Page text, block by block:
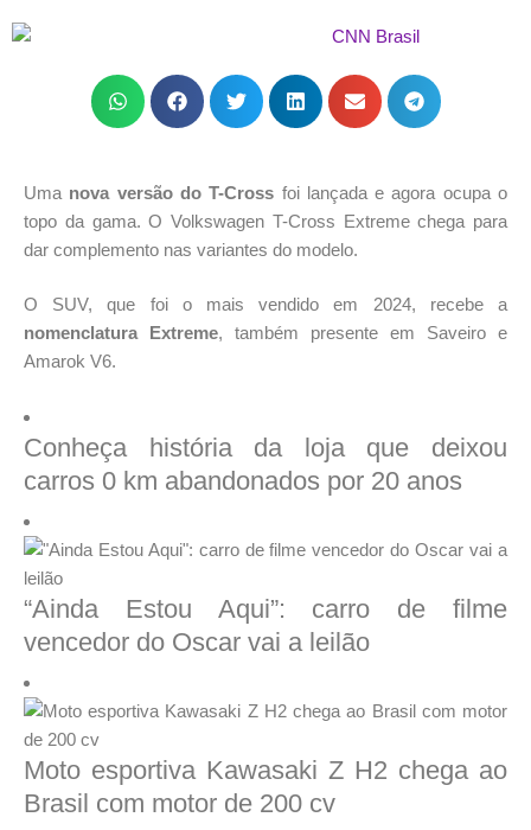
Uma nova versão do T-Cross foi lançada e agora ocupa o
topo da gama. O Volkswagen T-Cross Extreme chega para
dar complemento nas variantes do modelo.
O SUV, que foi o mais vendido em 2024, recebe a
nomenclatura Extreme, também presente em Saveiro e
Amarok V6.
Conheça história da loja que deixou
carros 0 km abandonados por 20 anos
“Ainda Estou Aqui”: carro de filme
vencedor do Oscar vai a leilão
Moto esportiva Kawasaki Z H2 chega ao
Brasil com motor de 200 cv